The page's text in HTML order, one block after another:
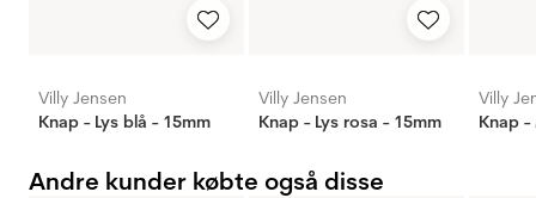
Villy Jensen
Knap - Lys blå - 15mm
Villy Jensen
Knap - Lys rosa - 15mm
Villy
Knap -
Andre kunder købte også disse